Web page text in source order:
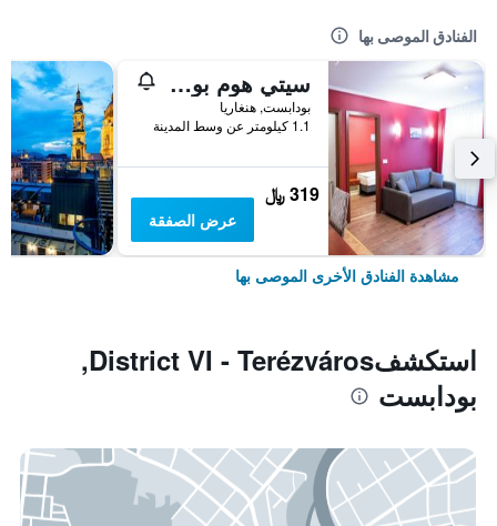
الفنادق الموصى بها
سيتي هوم بودابيست
بودابست, هنغاريا
1.1 كيلومتر عن وسط المدينة
319 ﷼
عرض الصفقة
مشاهدة الفنادق الأخرى الموصى بها
استكشفDistrict VI - Terézváros,
بودابست